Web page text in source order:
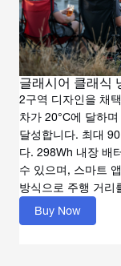
글래시어 클래식
2구역 디자인을 채
차가 20°C에 달하
달성합니다. 최대
다. 298Wh 내장 배
수 있으며, 스마트
방식으로 주행 거리
Buy Now